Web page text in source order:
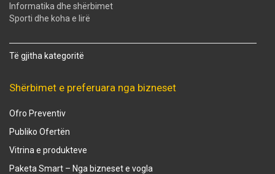
Informatika dhe shërbimet
Sporti dhe koha e lirë
Të gjitha kategoritë
Shërbimet e preferuara nga bizneset
Ofro Preventiv
Publiko Ofertën
Vitrina e produkteve
Paketa Smart – Nga bizneset e vogla